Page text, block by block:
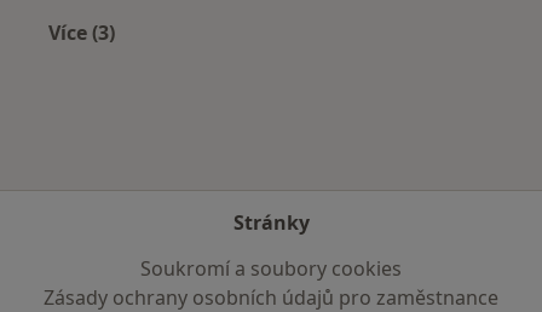
Více (3)
Stránky
Soukromí a soubory cookies
Zásady ochrany osobních údajů pro zaměstnance